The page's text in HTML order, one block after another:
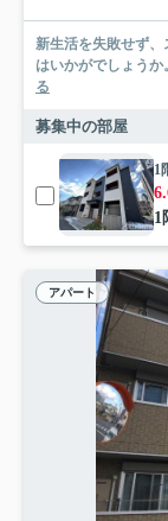
新生活を失敗せず、
はいかがでしょう
る
募集中の部屋
1
1
アパート